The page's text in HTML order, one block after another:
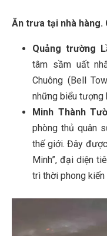
Ăn trưa tại nhà hàng.
Quảng trường
tâm sầm uất
Chuông (Bell
những biểu tượng
Minh Thành
phòng thủ quân
thế giới. Đây
Minh”, đại diện
trì thời phong kiến